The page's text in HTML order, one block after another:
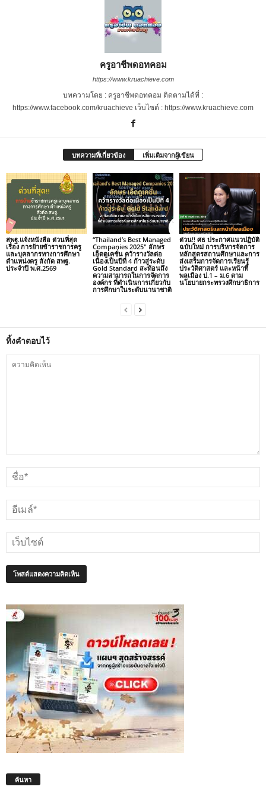
ครูอาชีพดอทคอม
https://www.kruachieve.com
บทความโดย : ครูอาชีพดอทคอม ติดตามได้ที่ :
https://www.facebook.com/kruachieve เว็บไซต์ : https://www.kruachieve.com
บทความที่เกี่ยวข้อง เพิ่มเติมจากผู้เขียน
สพฐ.แจ้งหนังสือ ด่วนที่สุด
เรื่อง การย้ายข้าราชการครู
และบุคลากรทางการศึกษา
ตำแหน่งครู สังกัด สพฐ.
ประจำปี พ.ศ.2569
“Thailand’s Best Managed
Companies 2025″ อักษร
เอ็ดดูเคชั่น คว้ารางวัลต่อ
เนื่องเป็นปีที่ 4 ก้าวสู่ระดับ
Gold Standard สะท้อนถึง
ความสามารถในการจัดการ
องค์กร ที่ดำเนินการเกี่ยวกับ
การศึกษาในระดับนานาชาติ
ด่วน!! ศธ ประกาศแนวปฏิบัติ
ฉบับใหม่ การบริหารจัดการ
หลักสูตรสถานศึกษาและการ
ส่งเสริมการจัดการเรียนรู้
ประวัติศาสตร์ และหน้าที่
พลเมือง ป.1 – ม.6 ตาม
นโยบายกระทรวงศึกษาธิการ
ทิ้งคำตอบไว้
ค้นหา